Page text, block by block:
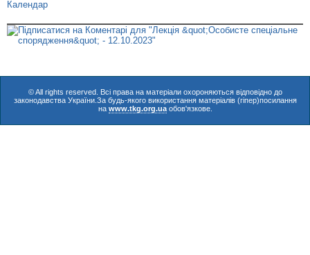
Календар
© All rights reserved. Всі права на матеріали охороняються відповідно до
законодавства України.За будь-якого використання матеріалів (гіпер)посилання
на www.tkg.org.uaобов'язкове.